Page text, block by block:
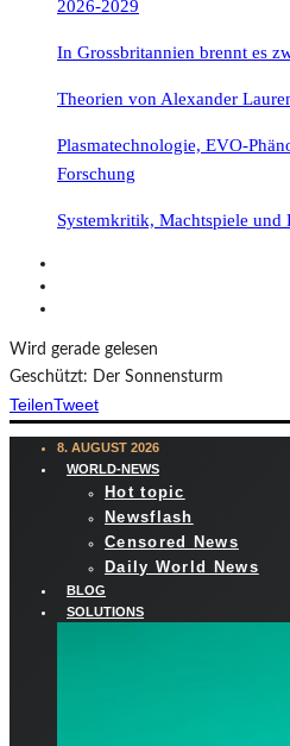
2026-2029
In Grossbritannien brennt es
Theorien von Alexander
Plasmatechnologie, EVO-
Forschung
Systemkritik, Machtspiele und
Wird gerade gelesen
Geschützt: Der Sonnensturm
TeilenTweet
8. AUGUST 2026
WORLD-NEWS
Hot topic
Newsflash
Censored News
Daily World News
BLOG
SOLUTIONS